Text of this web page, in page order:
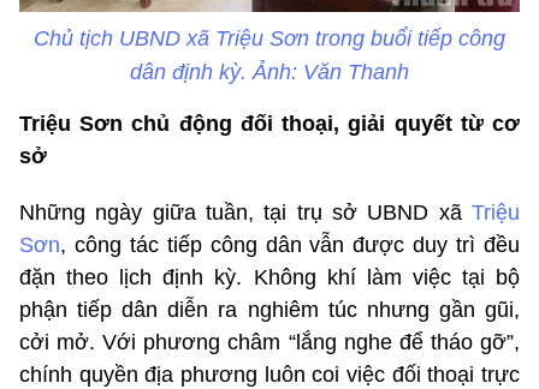
Chủ tịch UBND xã Triệu Sơn trong buổi tiếp công
dân định kỳ. Ảnh: Văn Thanh
Triệu Sơn chủ động đối thoại, giải quyết từ cơ
sở
Những ngày giữa tuần, tại trụ sở UBND xã Triệu
Sơn, công tác tiếp công dân vẫn được duy trì đều
đặn theo lịch định kỳ. Không khí làm việc tại bộ
phận tiếp dân diễn ra nghiêm túc nhưng gần gũi,
cởi mở. Với phương châm “lắng nghe để tháo gỡ”,
chính quyền địa phương luôn coi việc đối thoại trực